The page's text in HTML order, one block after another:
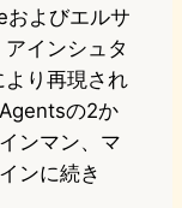
およびエルサ
インシュタ
り再現され
の2か
ンマン、マ
ンに続き